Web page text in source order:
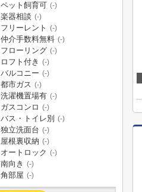
ペット飼育可 (-)
楽器相談 (-)
フリーレント (-)
仲介手数料無料 (-)
フローリング (-)
ロフト付き (-)
バルコニー (-)
都市ガス (-)
洗濯機置場有 (-)
ガスコンロ (-)
バス・トイレ別 (-)
独立洗面台 (-)
屋根裏収納 (-)
オートロック (-)
南向き (-)
角部屋 (-)